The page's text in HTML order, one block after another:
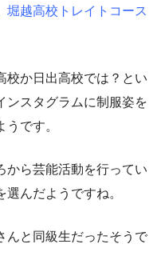
堀越高校トレイトコース
校か日出高校では？とい
ンスタグラムに制服姿を
です。
から芸能活動を行ってい
んだようですね。
んと同級生だったそうで